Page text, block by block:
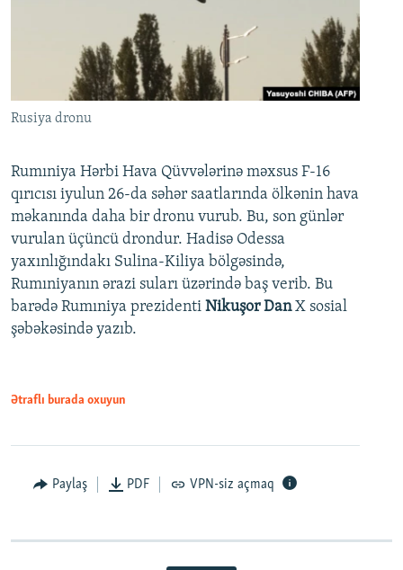
Rusiya dronu
Rumıniya Hərbi Hava Qüvvələrinə məxsus F-16
qırıcısı iyulun 26-da səhər saatlarında ölkənin hava
məkanında daha bir dronu vurub. Bu, son günlər
vurulan üçüncü drondur. Hadisə Odessa
yaxınlığındakı Sulina-Kiliya bölgəsində,
Rumıniyanın ərazi suları üzərində baş verib. Bu
barədə Rumıniya prezidenti Nikuşor DanX sosial
şəbəkəsində yazıb.
Ətraflı burada oxuyun
Paylaş PDF VPN-siz açmaq